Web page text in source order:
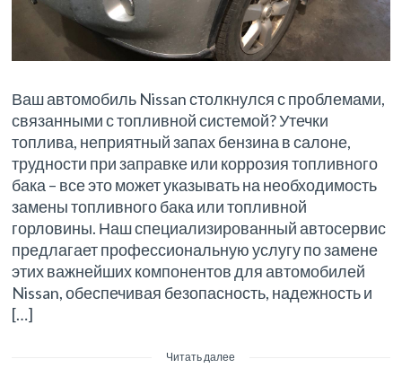
Ваш автомобиль Nissan столкнулся с проблемами,
связанными с топливной системой? Утечки
топлива, неприятный запах бензина в салоне,
трудности при заправке или коррозия топливного
бака – все это может указывать на необходимость
замены топливного бака или топливной
горловины. Наш специализированный автосервис
предлагает профессиональную услугу по замене
этих важнейших компонентов для автомобилей
Nissan, обеспечивая безопасность, надежность и
[…]
Читать далее